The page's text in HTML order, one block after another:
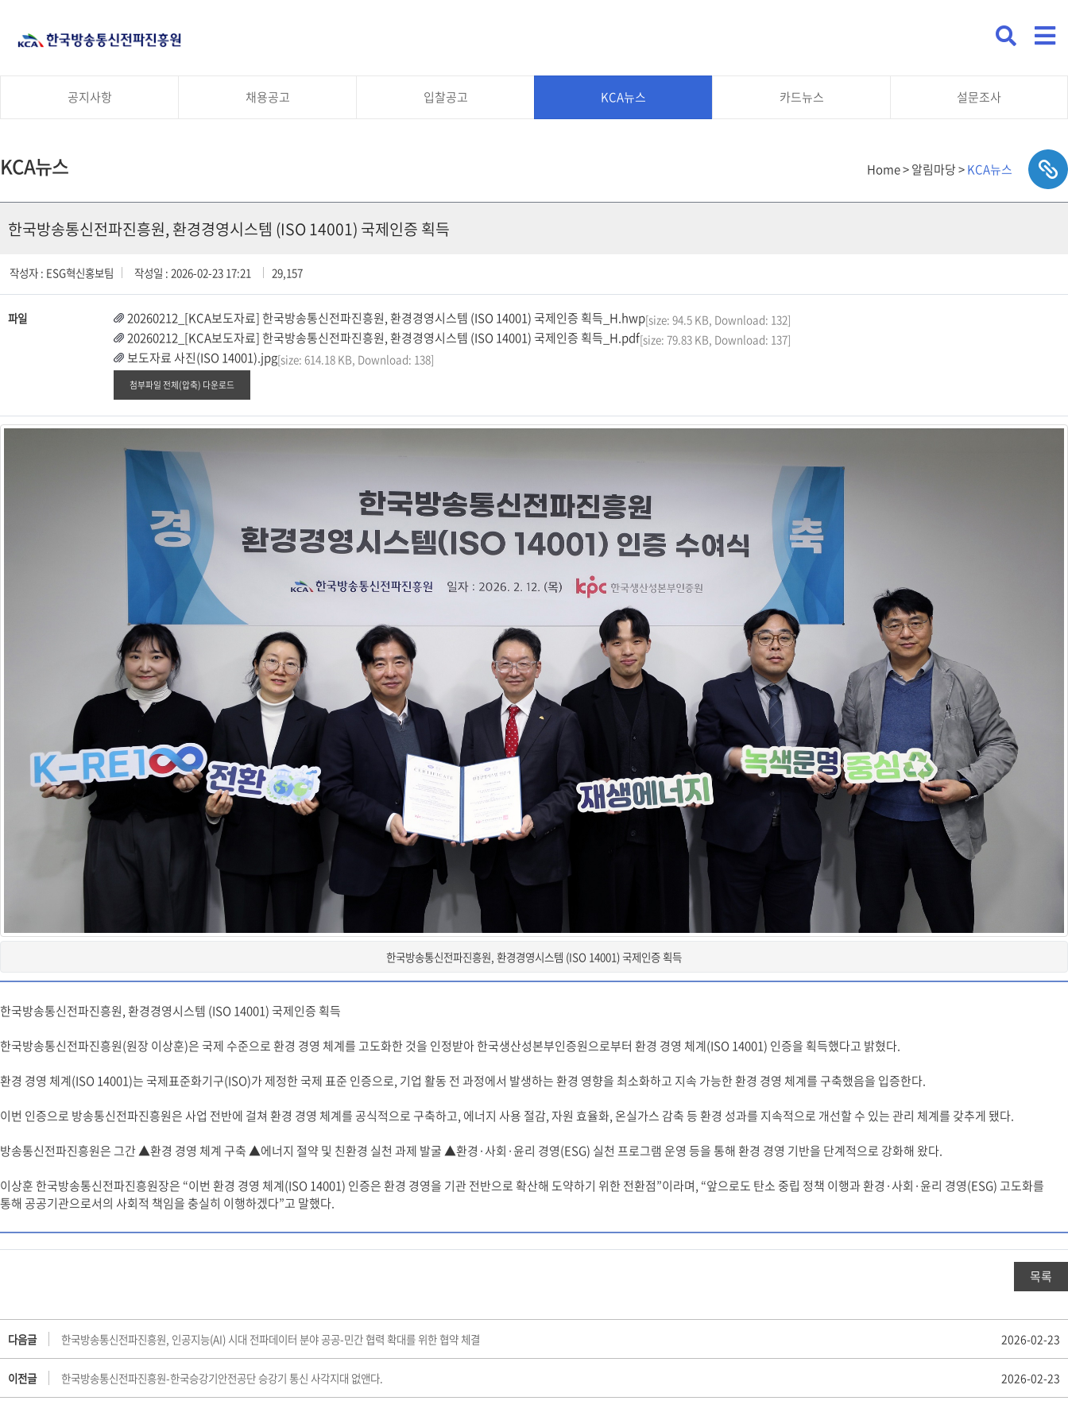
공지사항 채용공고 입찰공고 KCA뉴스 카드뉴스 설문조사
KCA뉴스 Home > 알림마당 >KCA뉴스
한국방송통신전파진흥원, 환경경영시스템 (ISO 14001) 국제인증 획득
작성자 : ESG혁신홍보팀 작성일 : 2026-02-23 17:21 29,157
파일 20260212_[KCA보도자료] 한국방송통신전파진흥원, 환경경영시스템 (ISO 14001) 국제인증 획득_H.hwp[size: 94.5 KB, Download: 132]
20260212_[KCA보도자료] 한국방송통신전파진흥원, 환경경영시스템 (ISO 14001) 국제인증 획득_H.pdf[size: 79.83 KB, Download: 137]
보도자료 사진(ISO 14001).jpg[size: 614.18 KB, Download: 138]
첨부파일 전체(압축) 다운로드
한국방송통신전파진흥원, 환경경영시스템 (ISO 14001) 국제인증 획득
한국방송통신전파진흥원, 환경경영시스템 (ISO 14001) 국제인증 획득
한국방송통신전파진흥원(원장 이상훈)은 국제 수준으로 환경 경영 체계를 고도화한 것을 인정받아 한국생산성본부인증원으로부터 환경 경영 체계(ISO 14001) 인증을 획득했다고 밝혔다.
환경 경영 체계(ISO 14001)는 국제표준화기구(ISO)가 제정한 국제 표준 인증으로, 기업 활동 전 과정에서 발생하는 환경 영향을 최소화하고 지속 가능한 환경 경영 체계를 구축했음을 입증한다.
이번 인증으로 방송통신전파진흥원은 사업 전반에 걸쳐 환경 경영 체계를 공식적으로 구축하고, 에너지 사용 절감, 자원 효율화, 온실가스 감축 등 환경 성과를 지속적으로 개선할 수 있는 관리 체계를 갖추게 됐다.
방송통신전파진흥원은 그간 ▲환경 경영 체계 구축 ▲에너지 절약 및 친환경 실천 과제 발굴 ▲환경·사회·윤리 경영(ESG) 실천 프로그램 운영 등을 통해 환경 경영 기반을 단계적으로 강화해 왔다.
이상훈 한국방송통신전파진흥원장은 “이번 환경 경영 체계(ISO 14001) 인증은 환경 경영을 기관 전반으로 확산해 도약하기 위한 전환점”이라며, “앞으로도 탄소 중립 정책 이행과 환경·사회·윤리 경영(ESG) 고도화를
통해 공공기관으로서의 사회적 책임을 충실히 이행하겠다”고 말했다.
목록
다음글 한국방송통신전파진흥원, 인공지능(AI) 시대 전파데이터 분야 공공-민간 협력 확대를 위한 협약 체결 2026-02-23
이전글 한국방송통신전파진흥원-한국승강기안전공단 승강기 통신 사각지대 없앤다. 2026-02-23